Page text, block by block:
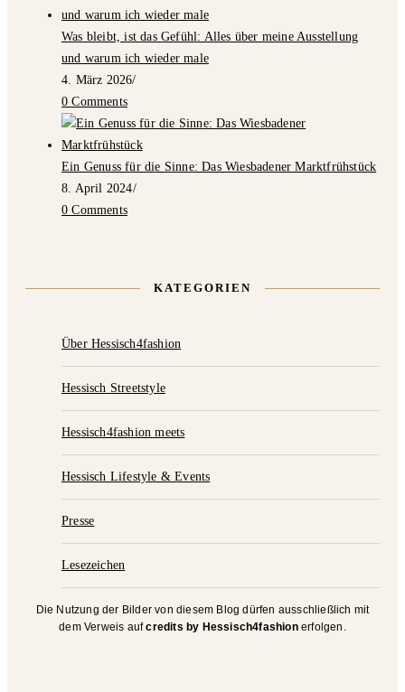
Was bleibt, ist das Gefühl: Alles über meine Ausstellung
und warum ich wieder male
4. März 2026/
0 Comments
Ein Genuss für die Sinne: Das Wiesbadener Marktfrühstück
8. April 2024/
0 Comments
KATEGORIEN
Über Hessisch4fashion
Hessisch Streetstyle
Hessisch4fashion meets
Hessisch Lifestyle & Events
Presse
Lesezeichen
Die Nutzung der Bilder von diesem Blog dürfen ausschließlich mit
dem Verweis aufcredits by Hessisch4fashionerfolgen.